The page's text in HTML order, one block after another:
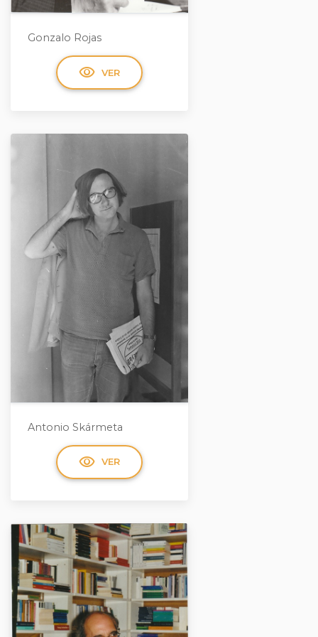
Gonzalo Rojas
visibility VER
Antonio Skármeta
visibility VER